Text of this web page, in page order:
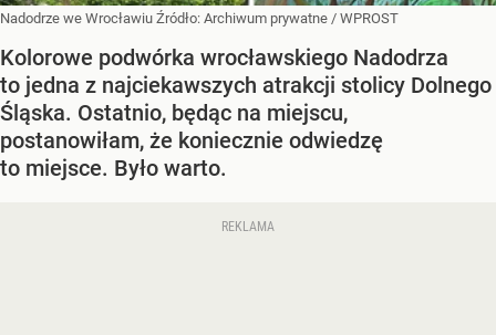
Nadodrze we Wrocławiu Źródło: Archiwum prywatne / WPROST
Kolorowe podwórka wrocławskiego Nadodrza
to jedna z najciekawszych atrakcji stolicy Dolnego
Śląska. Ostatnio, będąc na miejscu,
postanowiłam, że koniecznie odwiedzę
to miejsce. Było warto.